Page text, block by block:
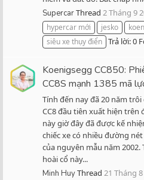
SupercarThread 2 Tháng 9
hypercar mới
jesko
siêu xe thụy điển Trả lời: 0
Koenigsegg CC850:
CC8S mạnh 1385 mã
Tính đến nay đã 20 năm
CC8 đầu tiên xuất hiện
này giờ đây đã được kế
chiếc xe có nhiều đường
của nguyên mẫu năm
hoài cổ này...
Minh HuyThread 21 Tháng